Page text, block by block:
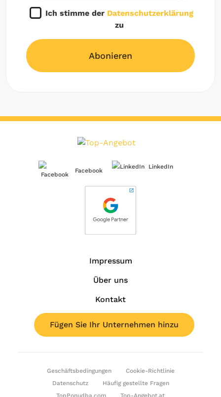
Ich stimme der Datenschutzerklärung
zu
Abonieren
Facebook
LinkedIn
Impressum
Über uns
Kontakt
Fügen Sie Ihr Unternehmen hinzu
Geschäftsbedingungen
Cookie-Richtlinie
Datenschutz
Häufig gestellte Fragen
TopPonudba.com
Top-Angebot.at